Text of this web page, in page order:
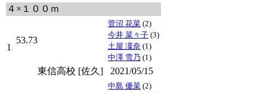
４×１００ｍ
1
53.73
菅沼 花菜 (2)
今井 菜々子 (3)
土屋 凜奈 (1)
中澤 雪乃 (1)
東信高校 [佐久] 2021/05/15
中島 優菜 (2)